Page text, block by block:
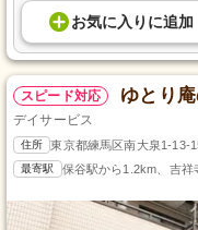
お気に入り に追加
スピード対応 ゆとり
デイサービス
住所 東京都練馬区南大泉1-13-
最寄駅 保谷駅から1.2km、吉